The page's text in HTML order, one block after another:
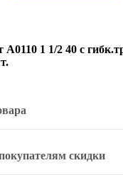
1 1/2 40 с
скидки